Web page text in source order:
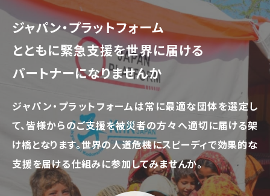
ジャパン・プラットフォーム
とともに緊急支援を世界に届ける
パートナーになりませんか
ジャパン・プラットフォームは常に最適な団体を選定し
て、皆様からのご支援を被災者の方々へ適切に届ける架
け橋となります。世界の人道危機にスピーディで効果的な
支援を届ける仕組みに参加してみませんか。